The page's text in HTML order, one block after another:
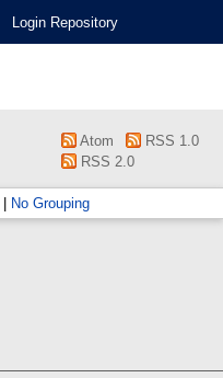
Login Repository
Atom
RSS 1.0
RSS 2.0
No Grouping